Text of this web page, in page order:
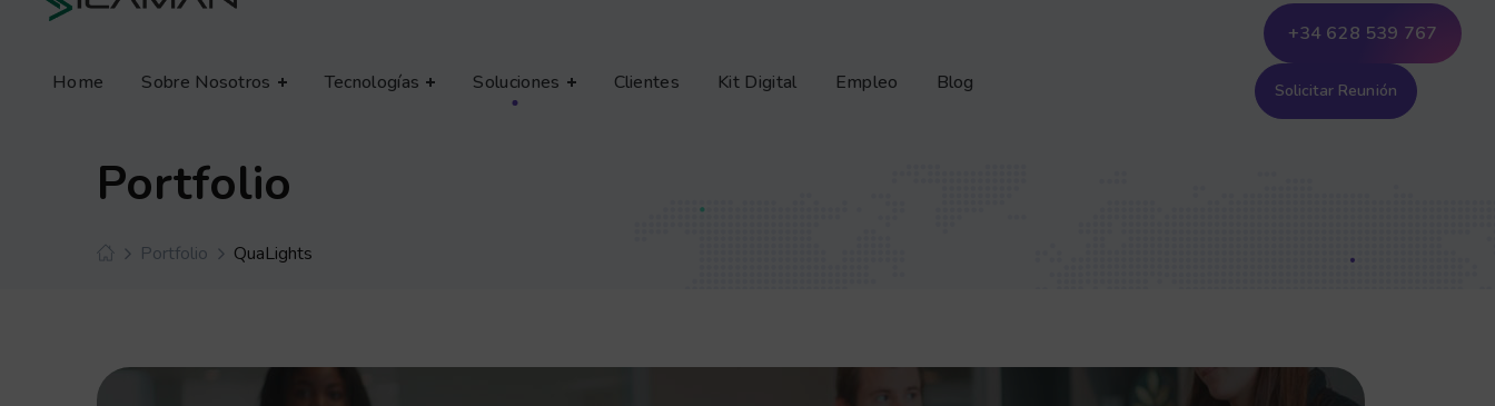
Home Sobre Nosotros Tecnologías Soluciones Clientes Kit Digital Empleo Blog
+34 628 539 767
Solicitar Reunión
Portfolio
Portfolio QuaLights